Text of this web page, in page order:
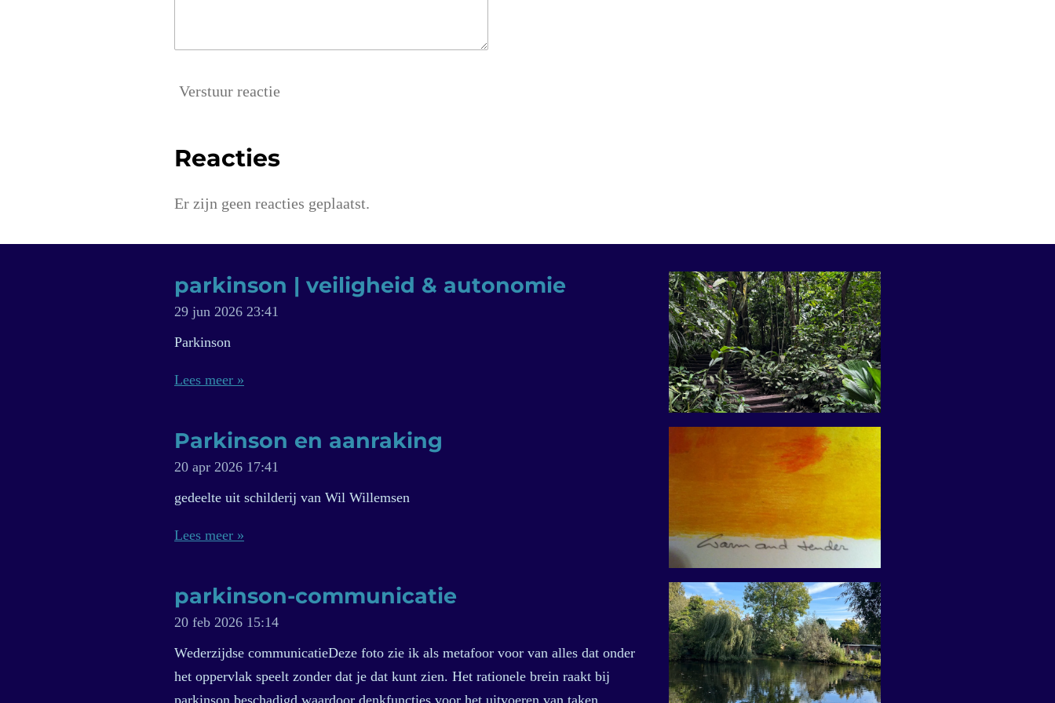
Verstuur reactie
Reacties
Er zijn geen reacties geplaatst.
parkinson | veiligheid & autonomie
29 jun 2026 23:41
Parkinson
Lees meer »
Parkinson en aanraking
20 apr 2026 17:41
gedeelte uit schilderij van Wil Willemsen
Lees meer »
parkinson-communicatie
20 feb 2026 15:14
Wederzijdse communicatieDeze foto zie ik als metafoor voor van alles dat onder
het oppervlak speelt zonder dat je dat kunt zien. Het rationele brein raakt bij
parkinson beschadigd waardoor denkfuncties voor het uitvoeren van taken